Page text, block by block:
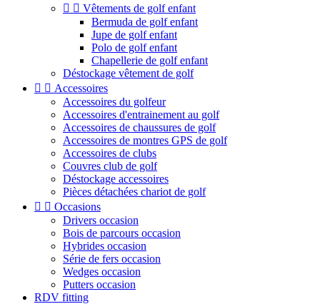
  Vêtements de golf enfant
Bermuda de golf enfant
Jupe de golf enfant
Polo de golf enfant
Chapellerie de golf enfant
Déstockage vêtement de golf
  Accessoires
Accessoires du golfeur
Accessoires d'entrainement au golf
Accessoires de chaussures de golf
Accessoires de montres GPS de golf
Accessoires de clubs
Couvres club de golf
Déstockage accessoires
Pièces détachées chariot de golf
  Occasions
Drivers occasion
Bois de parcours occasion
Hybrides occasion
Série de fers occasion
Wedges occasion
Putters occasion
RDV fitting